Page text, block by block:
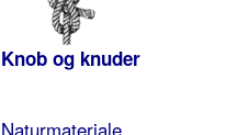
Knob og knuder
Naturmateriale